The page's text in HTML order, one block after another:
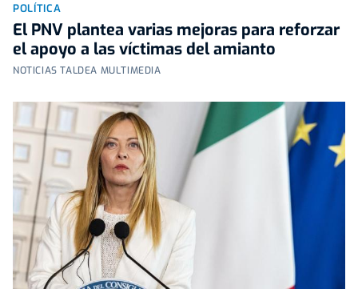
POLÍTICA
El PNV plantea varias mejoras para reforzar
el apoyo a las víctimas del amianto
NOTICIAS TALDEA MULTIMEDIA